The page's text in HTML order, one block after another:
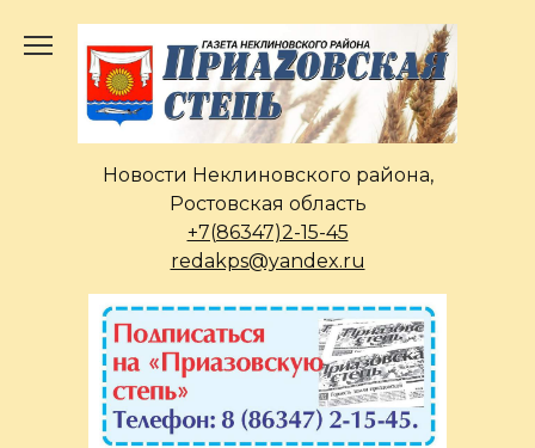
содержанию
Новости Неклиновского района,
Ростовская область
+7(86347)2-15-45
redakps@yandex.ru